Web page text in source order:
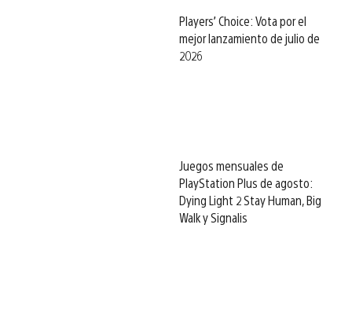
Players’ Choice: Vota por el
mejor lanzamiento de julio de
2026
Juegos mensuales de
PlayStation Plus de agosto:
Dying Light 2 Stay Human, Big
Walk y Signalis